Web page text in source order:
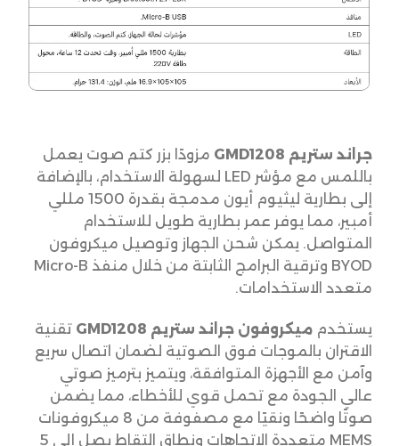
جراند ستريم GMD1208
مزودًا بزر كتم صوت يعمل
باللمس مع مؤشر LED لسهولة الاستخدام، بالإضافة
إلى بطارية ليثيوم أيون مدمجة بقدرة 1500 مللي
أمبير، مما يوفر عمر بطارية طويل للاستخدام
المتواصل. يمكن شحن الجهاز وتوصيل ميكروفون
BYOD وترقية البرامج الثابتة من خلال منفذ Micro-B
متعدد الاستخدامات.
يستخدم ميكروفون جراند ستريم GMD1208
تقنية
الاقتران بالموجات فوق الصوتية لضمان اتصال سريع
وآمن مع الأجهزة المتوافقة، ويتميز بترميز صوتي
عالي الجودة مع تحمل قوي للأخطاء، مما يضمن
صوتًا واضحًا ونقيًا مع مصفوفة من 8 ميكروفونات
MEMS متعددة الاتجاهات ونطاق التقاط يصل إلى 5